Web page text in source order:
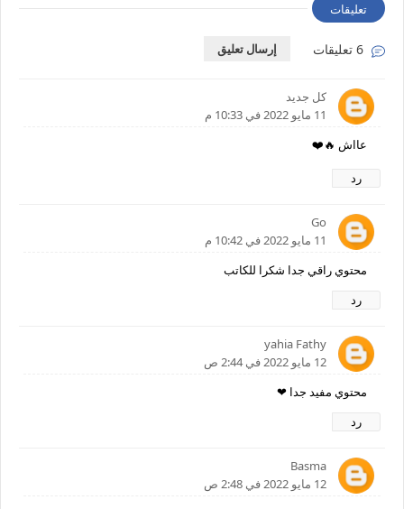
تعليقات
إرسال تعليق
كل جديد
11 مايو 2022 في 10:33 م
عااش 🔥❤️
رد
Go
11 مايو 2022 في 10:42 م
محتوي راقي جدا شكرا للكاتب
رد
yahia Fathy
12 مايو 2022 في 2:44 ص
محتوي مفيد جدا ❤
رد
Basma
12 مايو 2022 في 2:48 ص